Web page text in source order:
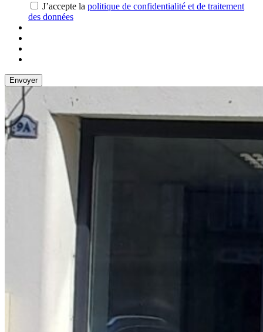
J’accepte la politique de confidentialité et de traitement
des données